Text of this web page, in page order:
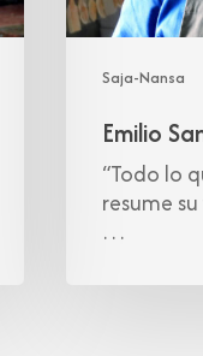
Saja-Nansa
Emilio
“Todo lo
resume
…